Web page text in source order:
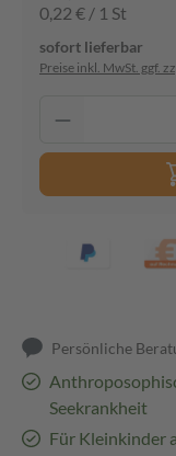
0,22 € / 1 St
sofort lieferbar
Preise inkl. MwSt. ggf.
Persönliche
Seekrankheit
Für Kleinkinder